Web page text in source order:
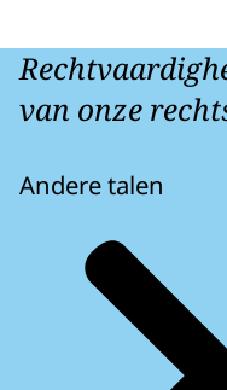
van onze
Andere talen